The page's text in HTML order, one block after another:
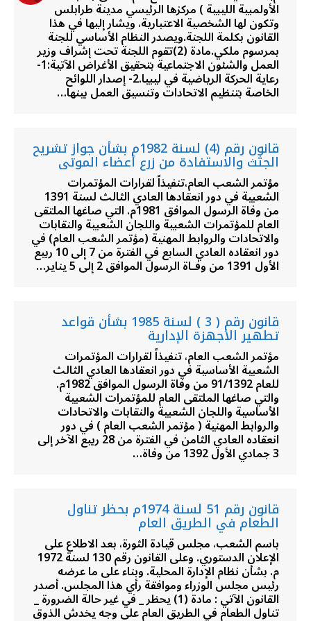
الأولمبية الليبية ) مركزها الرئيسي مدينة طرابلس
وتكون لها الشخصية الاعتبارية، ويشار إليها في هذا
القانون بكلمة اللجنة.ويصدر النظام الأساسي للجنة
بمرسوم ملكي.مادة (2)تقوم اللجنة تحت إشراف وزير
العمل والشئون الاجتماعية بتحقيق الأغراض الآتية:1-
رعاية الحركة الرياضية في ليبيا.2- إصدار اللوائح
الخاصة بتنظيم الاتحادات وتنسيق العمل بينها…
قانون رقم (4) لسنة 1982م بشأن جواز تشريح
الجثث والاستفادة من زرع أعضاء الموتى
مؤتمر الشعب العام،تنفيذاً لقرارات المؤتمرات
الشعبية في دور انعقادها العادي الثالث لسنة 1391
من وفاة الرسول الموافق 1981م. التي صاغها الملتقى
العام للمؤتمرات الشعبية واللجان الشعبية والنقابات
والاتحادات والروابط المهنية (مؤتمر الشعب العام) في
دور انعقاده العادي السابع في الفترة من 7 إلى 10 ربيع
الأول 1391 من وفـاة الرسول الموافق 2 إلى 5 يناير…
قانون رقم ( 3 ) لسنة 1985 بشأن قواعد
تطهير الأجهزة الإدارية
مؤتمر الشعب العام، تنفيذاً لقرارات المؤتمرات
الشعبية الأساسية في دور انعقادها العادي الثالث
للعام 91/1392 من وفاة الرسول الموافق 1982م.
والتي صاغها الملتقى العام للمؤتمرات الشعبية
الأساسية واللجان الشعبية والنقابات والاتحادات
والروابط المهنية ( مؤتمر الشعب العام ) في دور
انعقاده العادي الثامن في الفترة من 28 ربيع الآخر إلى
3 جمادي الأول 1392 من وفاة…
قانون رقم 51 لسنة 1974م بحظر تناول
الطعام في الطريق العام
باسم الشعب، مجلس قيادة الثورة، بعد الاطلاع على
الإعلان الدستوري. وعلى القانون رقم 130 لسنة 1972
م. بشأن نظام الإدارة المحلية. وبناء على ما عرضه
رئيس مجلس الوزراء وموافقة رأي هذا المجلس. أصدر
القانون الآتي : مادة (1) يحظر _ في غير حالة الضرورة _
تناول الطعام في الطريق العام على وجه يخدش الذوق